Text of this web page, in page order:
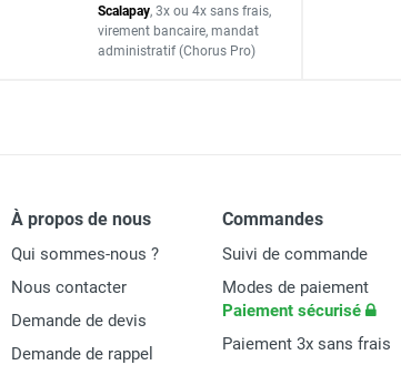
Scalapay, 3x ou 4x sans frais,
virement bancaire, mandat
administratif (Chorus Pro)
À propos de nous
Qui sommes-nous ?
Nous contacter
Demande de devis
Demande de rappel
Commandes
Suivi de commande
Modes de paiement
Paiement sécurisé
Paiement 3x sans frais